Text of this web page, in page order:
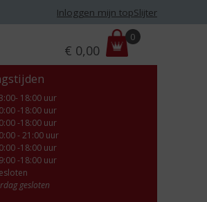
Inloggen mijn topSlijter
r
i
€ 0,00
0
18:00 uur
-18:00 uur
-18:00 uur
- 21:00 uur
-18:00 uur
-18:00 uur
gesloten